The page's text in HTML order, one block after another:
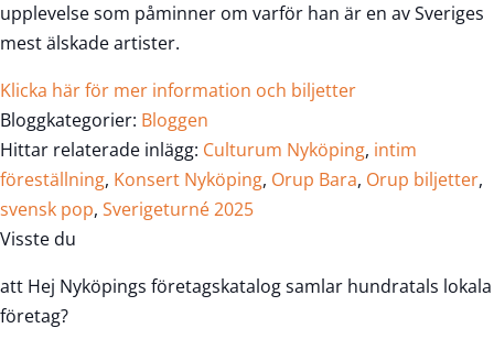
upplevelse som påminner om varför han är en av Sveriges
mest älskade artister.
Klicka här för mer information och biljetter
Bloggkategorier: Bloggen
Hittar relaterade inlägg: Culturum Nyköping, intim
föreställning, Konsert Nyköping, Orup Bara, Orup biljetter,
svensk pop, Sverigeturné 2025
Visste du
att Hej Nyköpings företagskatalog samlar hundratals lokala
företag?